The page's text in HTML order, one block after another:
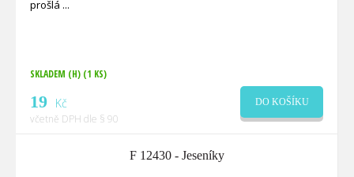
prošlá
SKLADEM (H) (1 KS)
19 Kč
včetně DPH dle § 90
DO KOŠÍKU
F 12430 - Jeseníky